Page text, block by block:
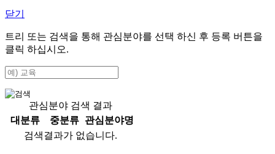
닫기
트리 또는 검색을 통해 관심분야를 선택 하신 후 등록 버튼을
클릭 하십시오.
관심분야 검색 결과
대분류
중분류
관심분야명
검색결과가 없습니다.